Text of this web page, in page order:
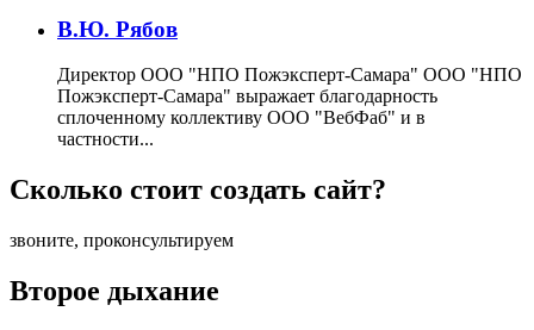
В.Ю. Рябов
Директор ООО "НПО Пожэксперт-Самара" ООО "НПО
Пожэксперт-Самара" выражает благодарность
сплоченному коллективу ООО "ВебФаб" и в
частности...
Сколько стоит создать сайт?
звоните, проконсультируем
Второе дыхание